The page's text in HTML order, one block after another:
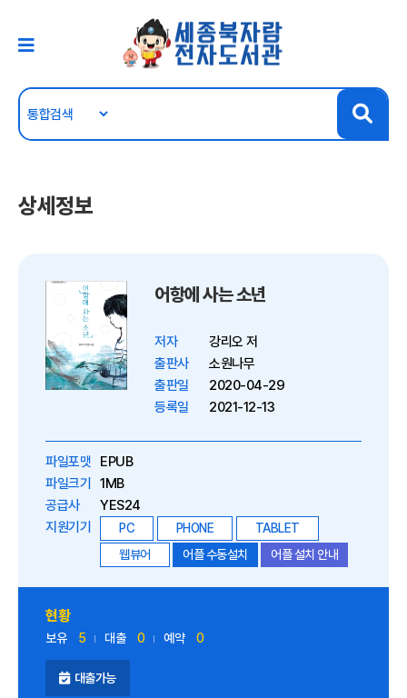
상세정보
어항에 사는 소년
저자
강리오 저
출판사
소원나무
출판일
2020-04-29
등록일
2021-12-13
파일포맷
EPUB
파일크기
1MB
공급사
YES24
지원기기
PC PHONE
TABLET
웹뷰어
어플 수동설치 어플 설치 안내
현황
보유 5 대출 0 예약 0
대출가능